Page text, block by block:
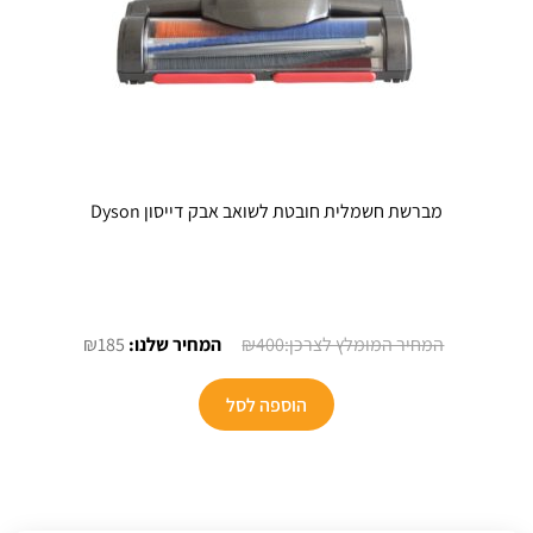
מברשת חשמלית חובטת לשואב אבק דייסון Dyson
₪400
המחיר
המקורי
היה:
₪400.
₪185
הוספה לסל